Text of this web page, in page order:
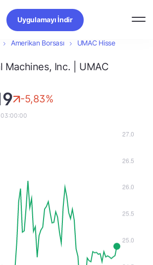
Uygulamayı İndir
Amerikan Borsası UMAC Hisse
Machines, Inc. | UMAC
-5,83%
03:00:00